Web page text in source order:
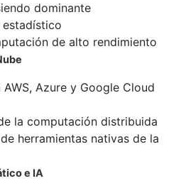
dominante
estadístico
de alto rendimiento
AWS, Azure y Google Cloud
la computación distribuida
herramientas nativas de la
e IA